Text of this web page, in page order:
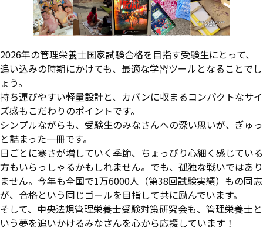
2026年の管理栄養士国家試験合格を目指す受験生にとって、
追い込みの時期にかけても、最適な学習ツールとなることでし
ょう。
持ち運びやすい軽量設計と、カバンに収まるコンパクトなサイ
ズ感もこだわりのポイントです。
シンプルながらも、受験生のみなさんへの深い思いが、ぎゅっ
と詰まった一冊です。
日ごとに寒さが増していく季節、ちょっぴり心細く感じている
方もいらっしゃるかもしれません。でも、孤独な戦いではあり
ません。今年も全国で1万6000人（第38回試験実績）もの同志
が、合格という同じゴールを目指して共に励んでいます。
そして、中央法規管理栄養士受験対策研究会も、管理栄養士と
いう夢を追いかけるみなさんを心から応援しています！